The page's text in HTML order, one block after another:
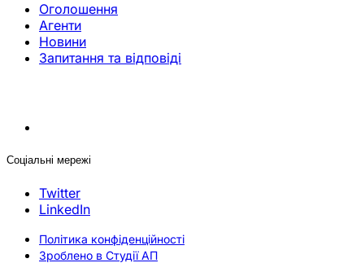
Оголошення
Агенти
Новини
Запитання та відповіді
Соціальні мережі
Twitter
LinkedIn
Політика конфіденційності
Зроблено в Студії АП